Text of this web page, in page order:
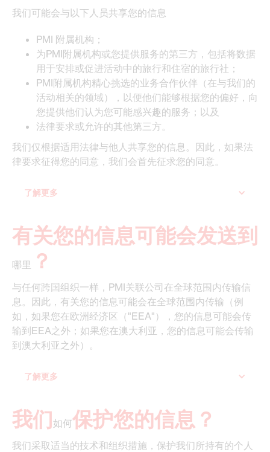
我们可能会与以下人员共享您的信息
PMI 附属机构；
为PMI附属机构或您提供服务的第三方，包括将数据
用于安排或促进活动中的旅行和住宿的旅行社；
PMI附属机构精心挑选的业务合作伙伴（在与我们的
活动相关的领域），以便他们能够根据您的偏好，向
您提供他们认为您可能感兴趣的服务；以及
法律要求或允许的其他第三方。
我们仅根据适用法律与他人共享您的信息。因此，如果法
律要求征得您的同意，我们会首先征求您的同意。
了解更多
‍有关您的信息可能会发送到
哪里 ？
与任何跨国组织一样，PMI关联公司在全球范围内传输信
息。因此，有关您的信息可能会在全球范围内传输（例
如，如果您在欧洲经济区（"EEA"），您的信息可能会传
输到EEA之外；如果您在澳大利亚，您的信息可能会传输
到澳大利亚之外）。
了解更多
我们如何保护您的信息？
我们采取适当的技术和组织措施，保护我们所持有的个人